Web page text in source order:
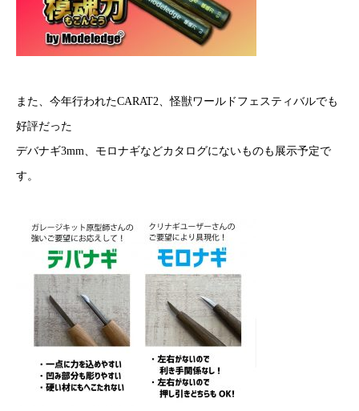
また、今年行われたCARAT2、怪獣ワールドフェスティバルでも
好評だった
デバナギ3mm、モロナギなどカタログにないものも展示予定で
す。